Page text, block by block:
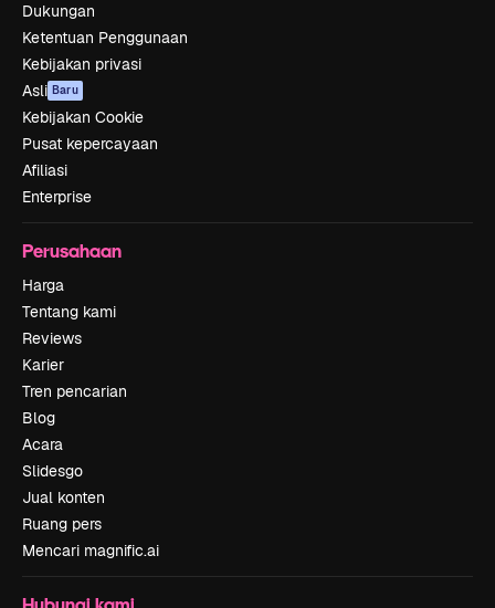
Dukungan
Ketentuan Penggunaan
Kebijakan privasi
Asli Baru
Kebijakan Cookie
Pusat kepercayaan
Afiliasi
Enterprise
Perusahaan
Harga
Tentang kami
Reviews
Karier
Tren pencarian
Blog
Acara
Slidesgo
Jual konten
Ruang pers
Mencari magnific.ai